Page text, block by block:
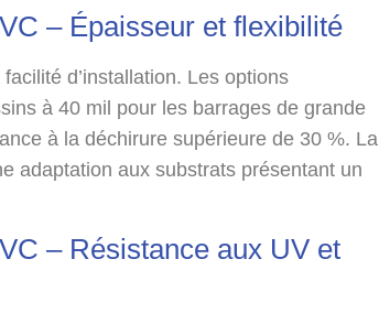
– Épaisseur et flexibilité
d’installation. Les options
à 40 mil pour les barrages de grande
à la déchirure supérieure de 30 %. La
adaptation aux substrats présentant un
– Résistance aux UV et